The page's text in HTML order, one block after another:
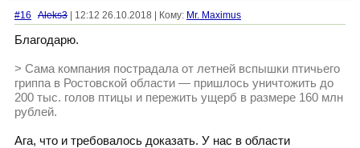
#16 Aleks3 | 12:12 26.10.2018 | Кому: Mr. Maximus
Благодарю.
> Сама компания пострадала от летней вспышки птичьего
гриппа в Ростовской области — пришлось уничтожить до
200 тыс. голов птицы и пережить ущерб в размере 160 млн
рублей.
Ага, что и требовалось доказать. У нас в области